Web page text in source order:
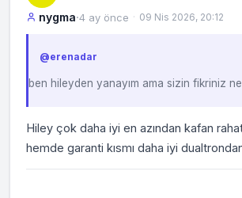
nygma·4 ay önce 09 Nis 2026, 20:12
erenadar
ben hileyden yanayım ama sizin fikriniz
Hiley çok daha iyi en azından kafan
hemde garanti kısmı daha iyi